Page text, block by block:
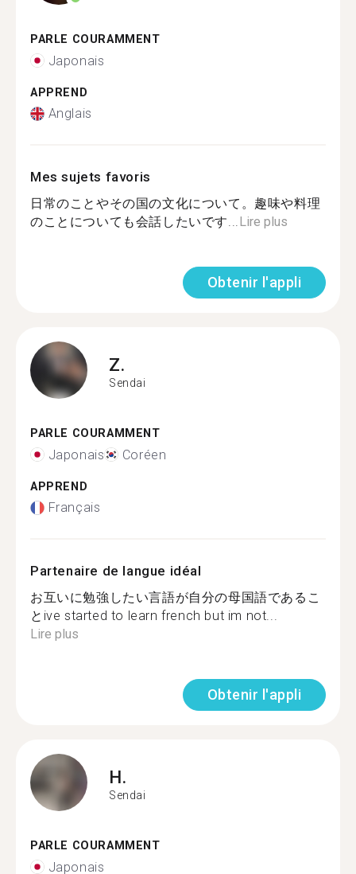
PARLE COURAMMENT
Japonais
APPREND
Anglais
Mes sujets favoris
日常のことやその国の文化について。趣味や料理
のことについても会話したいです...Lire plus
Obtenir l'appli
Z.
Sendai
PARLE COURAMMENT
Japonais Coréen
APPREND
Français
Partenaire de langue idéal
お互いに勉強したい言語が自分の母国語であるこ
とive started to learn french but im not...
Lire plus
Obtenir l'appli
H.
Sendai
PARLE COURAMMENT
Japonais